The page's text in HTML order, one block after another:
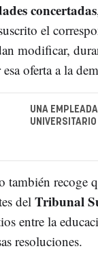
concertadas
el
modificar,
oferta a la
UNA
también recoge
del Tribunal
entre la
resoluciones.